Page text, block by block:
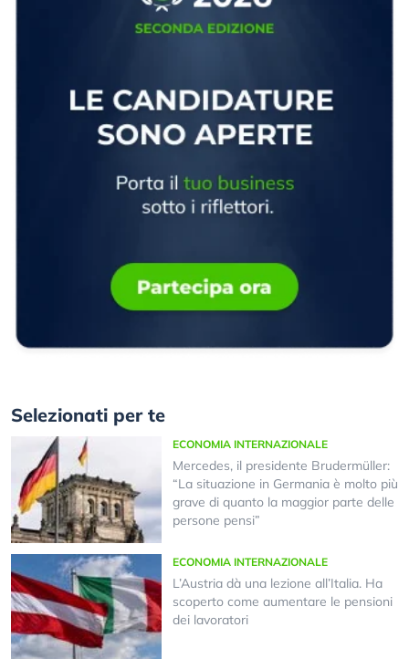
Selezionati per te
ECONOMIA INTERNAZIONALE
Mercedes, il presidente Brudermüller:
“La situazione in Germania è molto più
grave di quanto la maggior parte delle
persone pensi”
ECONOMIA INTERNAZIONALE
L’Austria dà una lezione all’Italia. Ha
scoperto come aumentare le pensioni
dei lavoratori